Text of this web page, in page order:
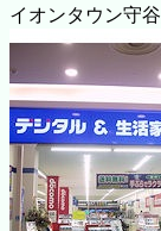
イオンタウン守